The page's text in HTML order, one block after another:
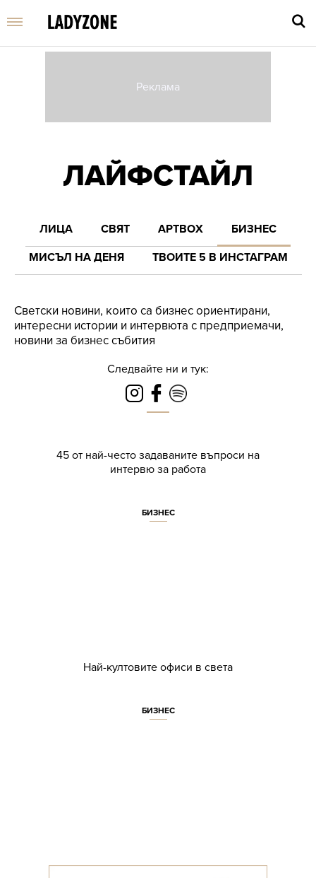
ЛАЙФСТАЙЛ
ЛИЦА СВЯТ АРТBOX
БИЗНЕС
МИСЪЛ НА ДЕНЯ
ТВОИТЕ 5 В ИНСТАГРАМ
Светски новини, които са бизнес ориентирани,
интересни истории и интервюта с предприемачи,
новини за бизнес събития
Следвайте ни и тук:
45 от най-често задаваните въпроси на
интервю за работа
БИЗНЕС
Най-култовите офиси в света
БИЗНЕС